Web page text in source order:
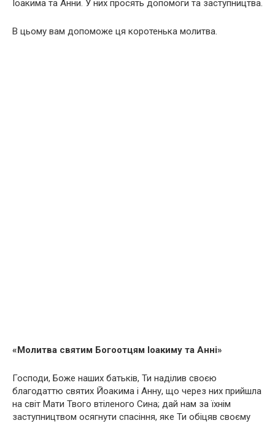
Іоакима та Анни. У них просять допомоги та заступництва.
В цьому вам допоможе ця коротенька молитва.
«Молитва святим Богоотцям Іоакиму та Анні»
Господи, Боже наших батьків, Ти наділив своєю
благодаттю святих Йоакима і Анну, що через них прийшла
на світ Мати Твого втіленого Сина; дай нам за їхнім
заступництвом осягнути спасіння, яке Ти обіцяв своєму